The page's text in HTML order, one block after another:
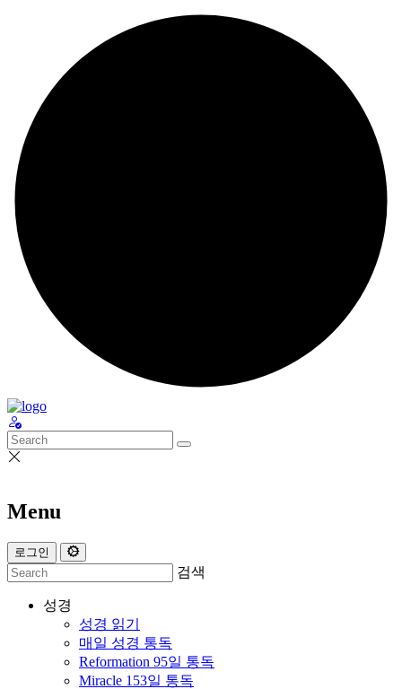
Menu
로그인
검색
성경
성경 읽기
매일 성경 통독
Reformation 95일 통독
Miracle 153일 통독